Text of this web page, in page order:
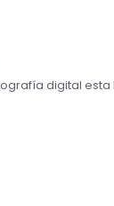
digital